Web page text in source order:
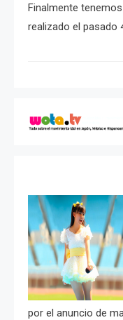
Finalmente
realizado el pasado
por el anuncio de